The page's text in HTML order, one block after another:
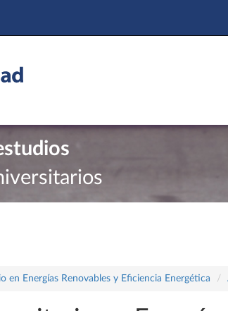
en Energías Renovables y Eficiencia Energética